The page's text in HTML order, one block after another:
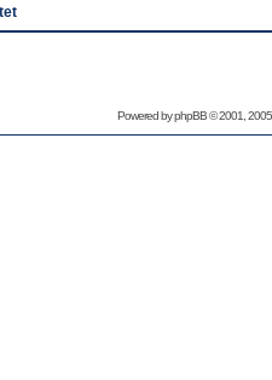
Powered byphpBB© 2001,